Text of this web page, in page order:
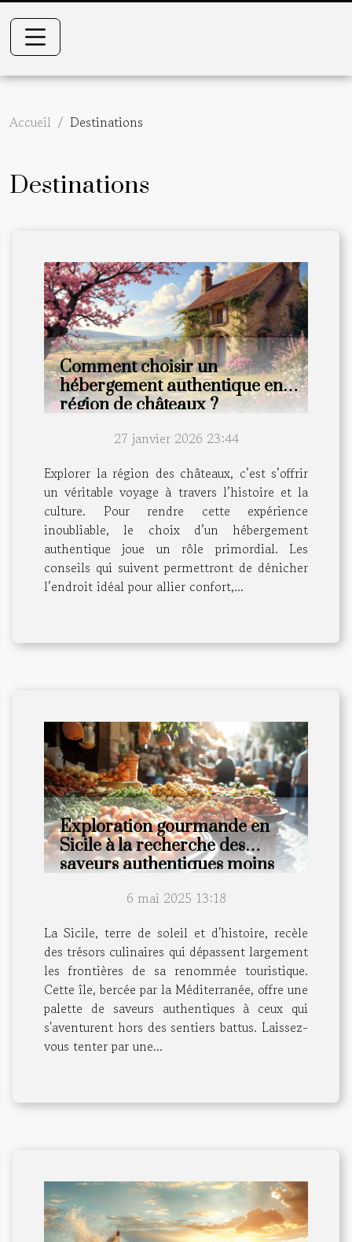
Accueil Destinations
Destinations
Comment choisir un
hébergement authentique en
région de châteaux ?
27 janvier 2026 23:44
Explorer la région des châteaux, c’est s’offrir
un véritable voyage à travers l’histoire et la
culture. Pour rendre cette expérience
inoubliable, le choix d’un hébergement
authentique joue un rôle primordial. Les
conseils qui suivent permettront de dénicher
l’endroit idéal pour allier confort,...
Exploration gourmande en
Sicile à la recherche des
saveurs authentiques moins
6 mai 2025 13:18
La Sicile, terre de soleil et d'histoire, recèle
des trésors culinaires qui dépassent largement
les frontières de sa renommée touristique.
Cette île, bercée par la Méditerranée, offre une
palette de saveurs authentiques à ceux qui
s'aventurent hors des sentiers battus. Laissez-
vous tenter par une...